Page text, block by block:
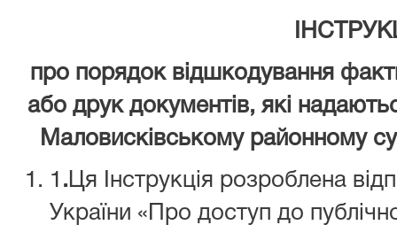
про порядок відшкодування
або друк документів, які
Маловисківському районному
1 . Ця Інструкція розроблена
України «Про доступ до